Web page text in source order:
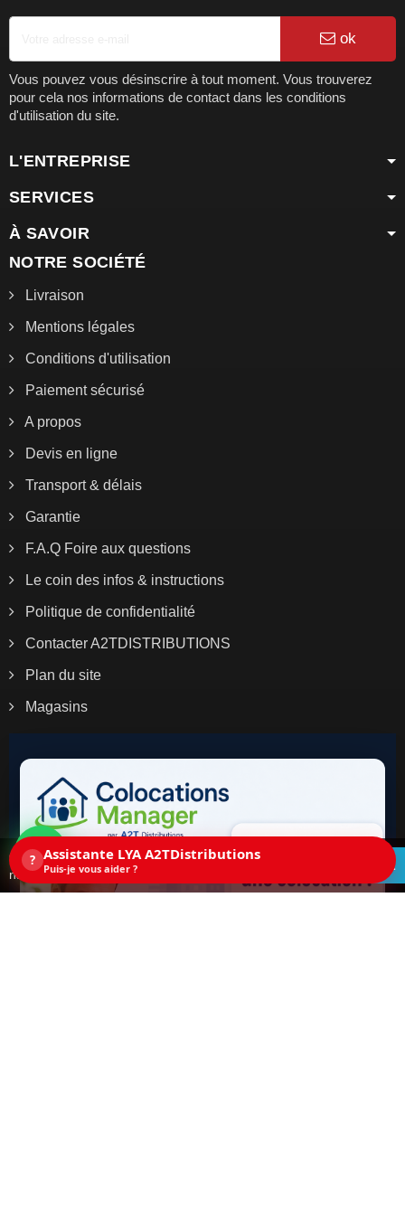
? Assistante LYA A2TDistributions
Puis-je vous aider ?
ok
Vous pouvez vous désinscrire à tout moment. Vous trouverez
pour cela nos informations de contact dans les conditions
d'utilisation du site.
L'ENTREPRISE
SERVICES
À SAVOIR
NOTRE SOCIÉTÉ
Livraison
Mentions légales
Conditions d'utilisation
Paiement sécurisé
A propos
Devis en ligne
Transport & délais
Garantie
F.A.Q Foire aux questions
Le coin des infos & instructions
Politique de confidentialité
Contacter A2TDISTRIBUTIONS
Plan du site
Magasins
Ce site utilise des cookies. En continuant la
navigation sur ce site, vous acceptez les cookies.
ACCEPTEZ